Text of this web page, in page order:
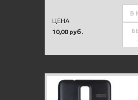
10,00 руб.
ЦЕНА
В